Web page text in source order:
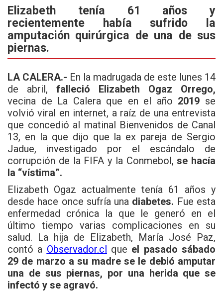
ce
b
o
o
k
tt
er
at
s
A
p
p
Elizabeth tenía 61 años y
recientemente había sufrido la
amputación quirúrgica de una de sus
piernas.
LA CALERA.- En la madrugada de este lunes 14
de abril, falleció Elizabeth Ogaz Orrego,
vecina de La Calera que en el año 2019 se
volvió viral en internet, a raíz de una entrevista
que concedió al matinal Bienvenidos de Canal
13, en la que dijo que la ex pareja de Sergio
Jadue, investigado por el escándalo de
corrupción de la FIFA y la Conmebol,se hacía
la “vístima”.
Elizabeth Ogaz actualmente tenía 61 años y
desde hace once sufría una diabetes. Fue esta
enfermedad crónica la que le generó en el
último tiempo varias complicaciones en su
salud. La hija de Elizabeth, María José Paz,
contó a Observador.cl que el pasado sábado
29 de marzo a su madre se le debió amputar
una de sus piernas, por una herida que se
infectó y se agravó.